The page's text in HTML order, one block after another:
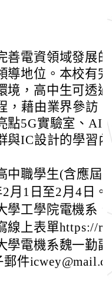
善電資領域發展
導地位。本校有
境，高中生可透
，藉由業界參訪
點5G實驗室、AI
與IC設計的學習
中職學生(含應屆
月1日至2月4日。
學工學院電機系
線上表單https://
學電機系魏一勤
件